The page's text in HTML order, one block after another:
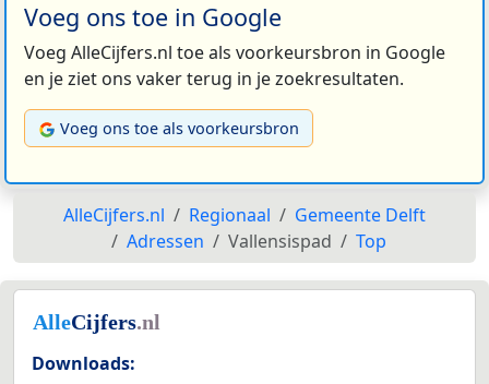
Voeg ons toe in Google
Voeg AlleCijfers.nl toe als voorkeursbron in Google
en je ziet ons vaker terug in je zoekresultaten.
Voeg ons toe als voorkeursbron
AlleCijfers.nl Regionaal
Gemeente Delft
Adressen
Vallensispad Top
Downloads: